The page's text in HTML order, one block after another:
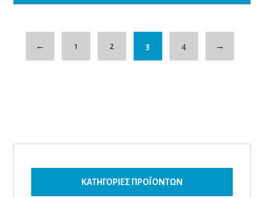
← 1 2 3 4 →
ΚΑΤΗΓΟΡΊΕΣ ΠΡΟΪΌΝΤΩΝ